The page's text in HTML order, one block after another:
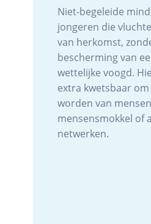
Niet-begeleide
jongeren die
van herkomst,
bescherming van
wettelijke voogd.
extra kwetsbaar
worden van
mensensmokkel of
netwerken.